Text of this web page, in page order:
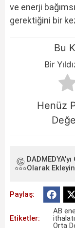
ve enerji
gerektiğini bir
Bu
Bir
Henüz
Olarak Ekleyin
Paylaş:
Etiketler:
AB
ithalatı
Orta